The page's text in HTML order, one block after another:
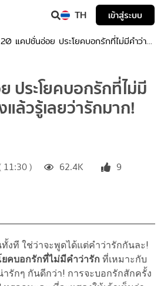
TH
เข้าสู่ระบบ
20 แคปชั่นอ่อย ประโยคบอกรักที่ไม่มีคำว่า
ประโยคบอกรักที่ไม่มี
ล้วรู้เลยว่ารักมาก!
)
62.4K 9
ที ใช่ว่าจะพูดได้แต่คำว่ารักกันละ!
ยคบอกรักที่ไม่มีคำว่ารัก ที่เหมาะกับ
ารักๆ กันดีกว่า! การจะบอกรักสักครั้ง